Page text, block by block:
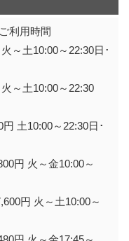
利用時間
～土10:00～22:30日･
～土10:00～22:30
土10:00～22:30日･
円 火～金10:00～
円 火～土10:00～